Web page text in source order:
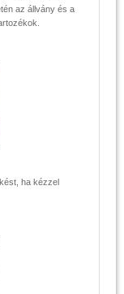
az állvány és a
ha kézzel